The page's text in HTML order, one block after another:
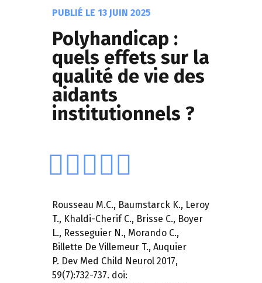
PUBLIÉ LE 13 JUIN 2025
Polyhandicap :
quels effets sur la
qualité de vie des
aidants
institutionnels ?
Rousseau M.C., Baumstarck K., Leroy
T., Khaldi-Cherif C., Brisse C., Boyer
L., Resseguier N., Morando C.,
Billette De Villemeur T., Auquier
P. Dev Med Child Neurol 2017,
59(7):732-737. doi: